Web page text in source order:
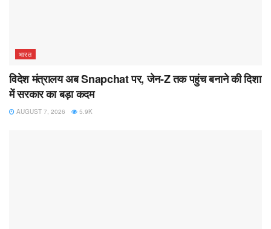
भारत
विदेश मंत्रालय अब Snapchat पर, जेन-Z तक पहुंच बनाने की दिशा
में सरकार का बड़ा कदम
AUGUST 7, 2026 5.9K